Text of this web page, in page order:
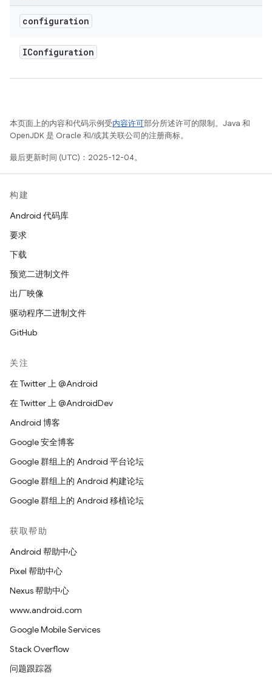
configuration
IConfiguration
本页面上的内容和代码示例受内容许可部分所述许可的限制。Java 和
OpenJDK 是 Oracle 和/或其关联公司的注册商标。
最后更新时间 (UTC)：2025-12-04。
构建
Android 代码库
要求
下载
预览二进制文件
出厂映像
驱动程序二进制文件
GitHub
关注
在 Twitter 上 @Android
在 Twitter 上 @AndroidDev
Android 博客
Google 安全博客
Google 群组上的 Android 平台论坛
Google 群组上的 Android 构建论坛
Google 群组上的 Android 移植论坛
获取帮助
Android 帮助中心
Pixel 帮助中心
Nexus 帮助中心
www.android.com
Google Mobile Services
Stack Overflow
问题跟踪器